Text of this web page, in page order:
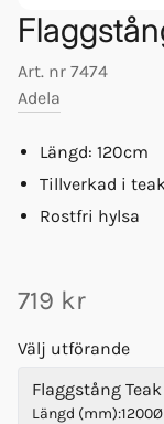
Art. nr 7474
Adela
Längd: 120cm
Tillverkad i teak
Rostfri hylsa
719 kr
Välj utförande
Flaggstång
Längd (mm):1200